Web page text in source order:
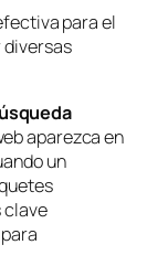
para el
diversas
aparezca en
un
clave